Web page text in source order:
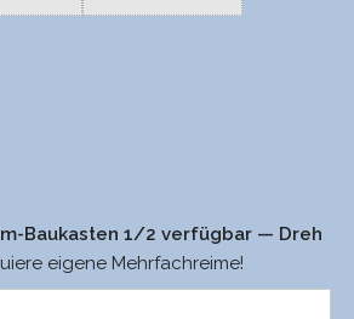
Baukasten 1/2 verfügbar — Dreh
eigene Mehrfachreime!